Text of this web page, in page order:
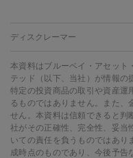
ディスクレーマー
本資料はブルーベイ・アセット
テッド（以下、当社）が情報の
特定の投資商品の取引や資産運
るものではありません。また、
せん。本資料は信頼できると判
社がその正確性、完全性、妥当
いての責任を負うものではあり
成時点のものであり、今後予告